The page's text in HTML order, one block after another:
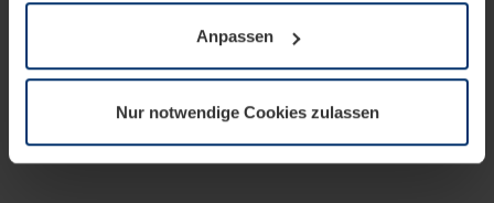
wenn diese für den Betrieb dieser Seite unbedingt
notwendig sind. Für alle anderen Cookie-Typen benötigen
wir Ihre Erlaubnis. Ihre Einwilligung können Sie jederzeit
Datenschutzerklärungunserer Website ändern oder
widerrufen.
Anpassen
Nur notwendige Cookies zulassen